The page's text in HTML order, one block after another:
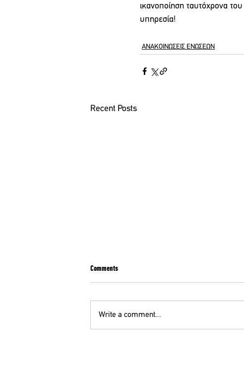
ικανοποίηση ταυτόχρονα
υπηρεσία!
ΑΝΑΚΟΙΝΩΣΕΙΣ ΕΝΩΣΕΩΝ
Recent Posts
Comments
Write a comment...